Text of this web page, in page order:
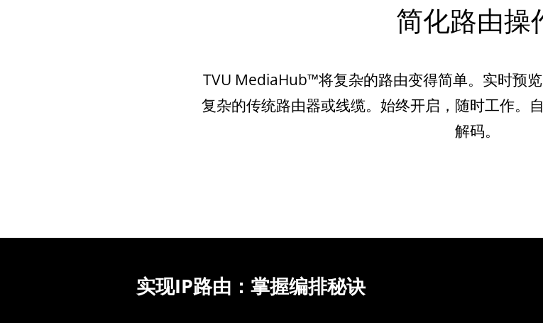
简化路由操
TVU MediaHub™将复杂的路由变得简单。实时预
复杂的传统路由器或线缆。始终开启，随时工作。
解码。
实现IP路由：掌握编排秘诀